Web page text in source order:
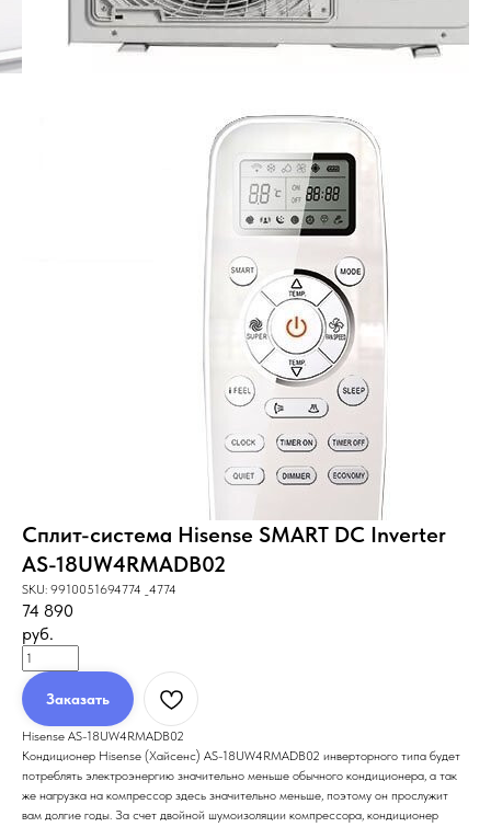
Сплит-система Hisense SMART DC Inverter
AS-18UW4RMADB02
SKU: 9910051694774 _4774
74 890
руб.
Заказать
Hisense AS-18UW4RMADB02
Кондиционер Hisense (Хайсенс) AS-18UW4RMADB02 инверторного типа будет
потреблять электроэнергию значительно меньше обычного кондиционера, а так
же нагрузка на компрессор здесь значительно меньше, поэтому он прослужит
вам долгие годы. За счет двойной шумоизоляции компрессора, кондиционер